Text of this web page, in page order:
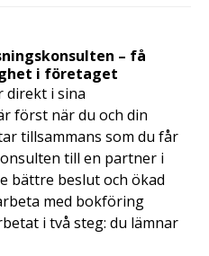
– få
i företaget
direkt i sina
först när du och din
tillsammans som du får
till en partner i
bättre beslut och ökad
med bokföring
i två steg: du lämnar